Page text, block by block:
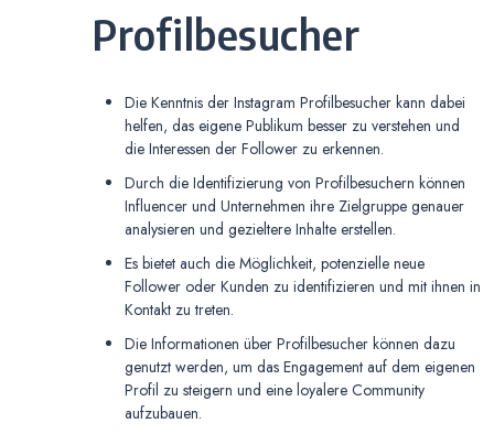
Profilbesucher
Die Kenntnis der Instagram Profilbesucher kann dabei
helfen, das eigene Publikum besser zu verstehen und
die Interessen der Follower zu erkennen.
Durch die Identifizierung von Profilbesuchern können
Influencer und Unternehmen ihre Zielgruppe genauer
analysieren und gezieltere Inhalte erstellen.
Es bietet auch die Möglichkeit, potenzielle neue
Follower oder Kunden zu identifizieren und mit ihnen in
Kontakt zu treten.
Die Informationen über Profilbesucher können dazu
genutzt werden, um das Engagement auf dem eigenen
Profil zu steigern und eine loyalere Community
aufzubauen.